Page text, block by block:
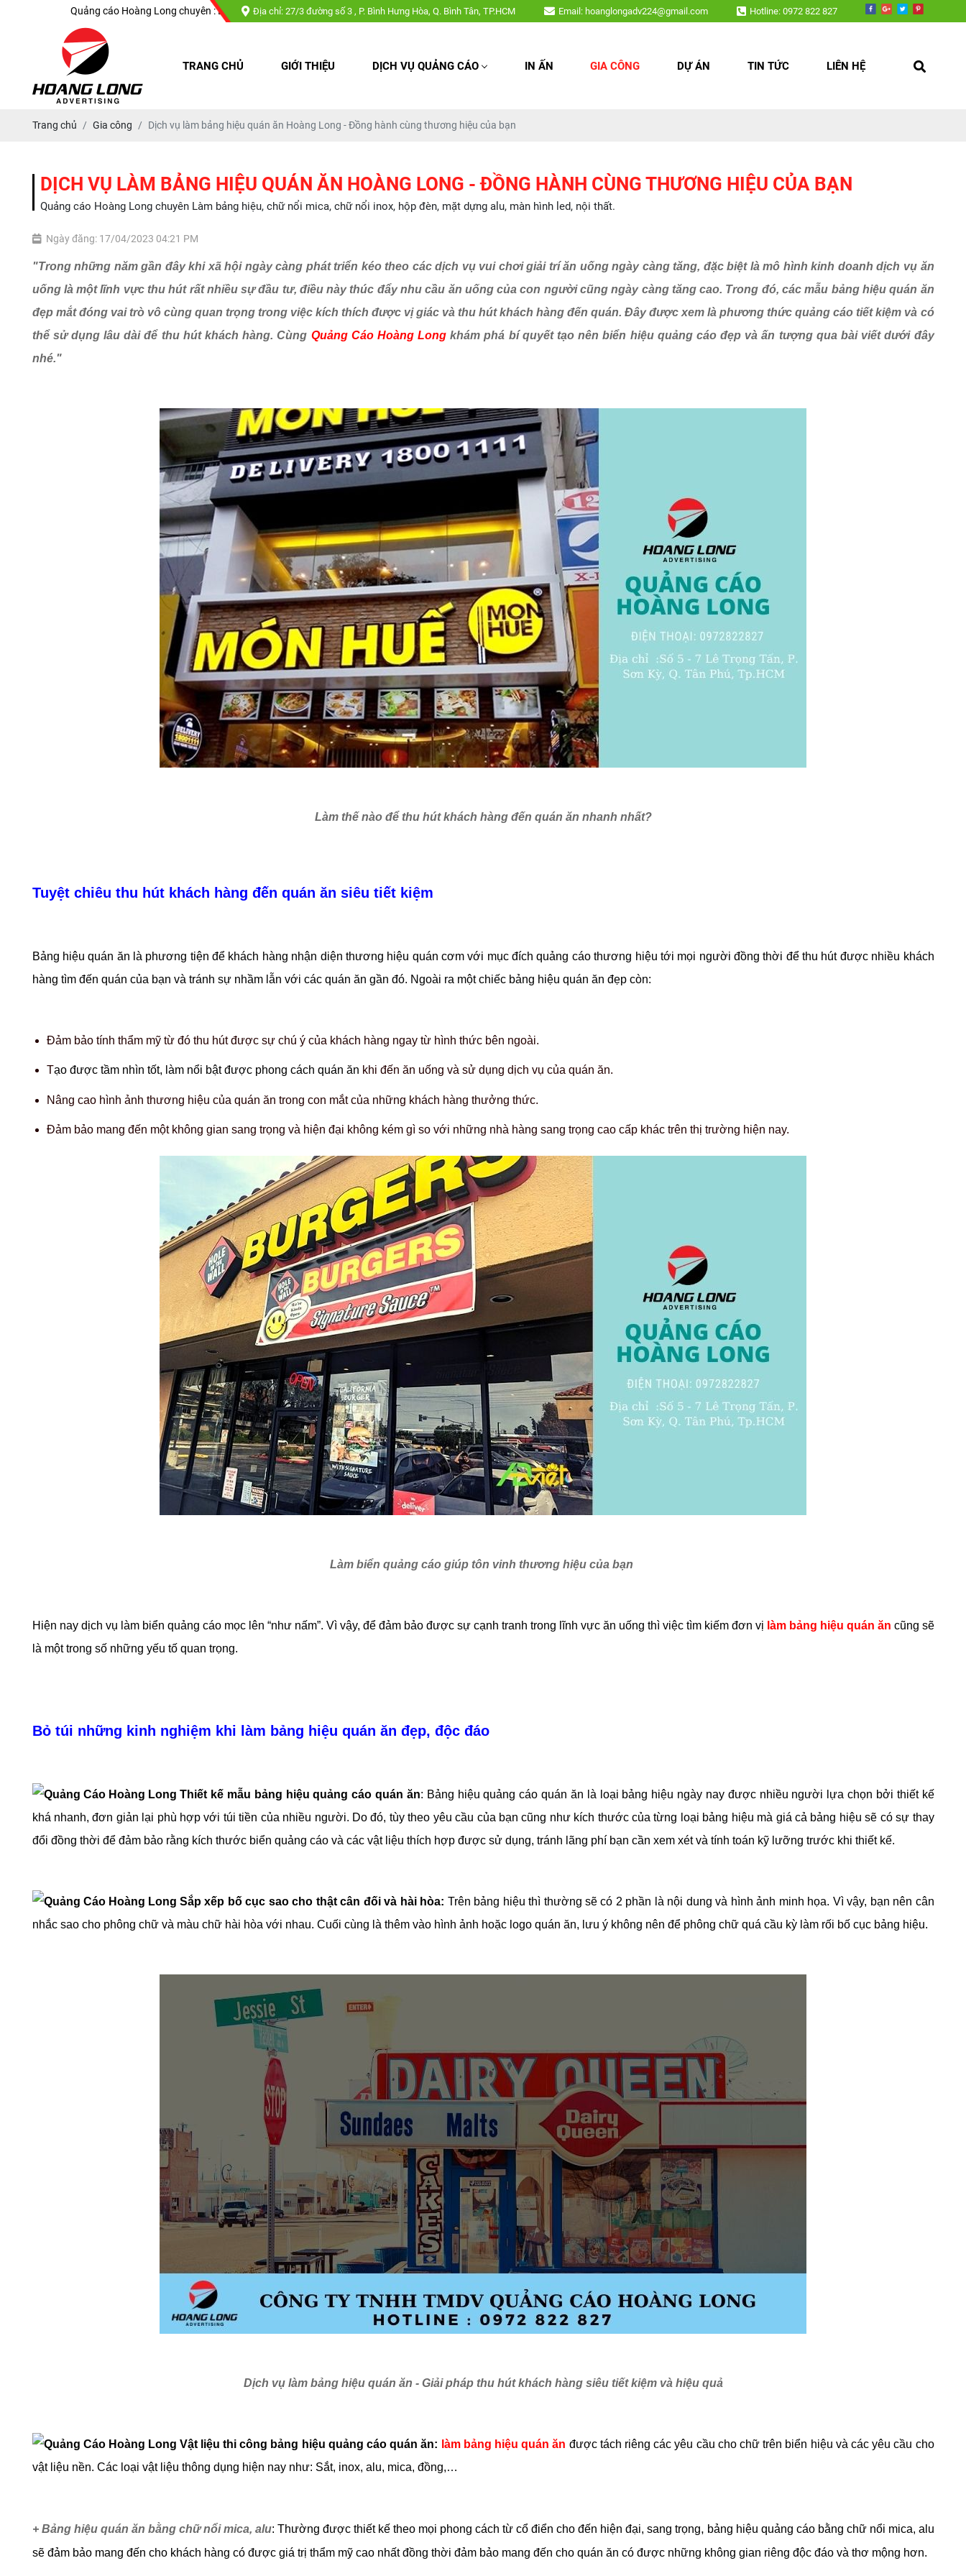
Quảng cáo Hoàng Long chuyên : Làm bảng hiệu, chữ nổi mica, chữ nổi inox, hộp đèn, mặt dựng alu, màn hình led, nội thất,....
Địa chỉ: 27/3 đường số 3 , P. Bình Hưng Hòa, Q. Bình Tân, TP.HCM Email: hoanglongadv224@gmail.com Hotline: 0972 822 827
TRANG CHỦ GIỚI THIỆU DỊCH VỤ QUẢNG CÁO IN ẤN GIA CÔNG DỰ ÁN TIN TỨC LIÊN HỆ
Trang chủ Gia công Dịch vụ làm bảng hiệu quán ăn Hoàng Long - Đồng hành cùng thương hiệu của bạn
DỊCH VỤ LÀM BẢNG HIỆU QUÁN ĂN HOÀNG LONG - ĐỒNG HÀNH CÙNG THƯƠNG HIỆU CỦA BẠN
Quảng cáo Hoàng Long chuyên Làm bảng hiệu, chữ nổi mica, chữ nổi inox, hộp đèn, mặt dựng alu, màn hình led, nội thất.
Ngày đăng: 17/04/2023 04:21 PM
"Trong những năm gần đây khi xã hội ngày càng phát triển kéo theo các dịch vụ vui chơi giải trí ăn uống ngày càng tăng, đặc biệtlà mô hình kinh doanh dịch vụ ăn
uống là một lĩnh vực thu hút rất nhiều sự đầu tư, điều này thúc đẩy nhu cầu ăn uống của con người cũng ngày càng tăng cao. Trong đó, các mẫu bảng hiệu quán ăn
đẹp mắt đóng vai trò vô cùng quan trọng trong việc kích thích được vị giác và thu hút khách hàng đến quán. Đây được xem là phương thức quảng cáo tiết kiệm và có
thể sử dụng lâu dài để thu hút khách hàng. Cùng Quảng Cáo Hoàng Long khám phá bí quyết tạo nên biển hiệu quảng cáo đẹp và ấn tượng qua bài viết dưới đây
nhé."
Làm thế nào để thu hút khách hàng đến quán ăn nhanh nhất?
Tuyệt chiêu thu hút khách hàng đến quán ăn siêu tiết kiệm
Bảng hiệu quán ăn là phương tiện để khách hàng nhận diện thương hiệu quán cơm với mục đích quảng cáo thương hiệu tới mọi người đồng thời để thu hút được nhiều khách
hàng tìm đến quán của bạn và tránh sự nhầm lẫn với các quán ăn gần đó. Ngoài ra một chiếc bảng hiệu quán ăn đẹp còn:
Đảm bảo tính thẩm mỹ từ đó thu hút được sự chú ý của khách hàng ngay từ hình thức bên ngoài.
Tạo được tầm nhìn tốt, làm nổi bật được phong cách quán ăn khi đến ăn uống và sử dụng dịch vụ của quán ăn.
Nâng cao hình ảnh thương hiệu của quán ăn trong con mắt của những khách hàng thưởng thức.
Đảm bảo mang đến một không gian sang trọng và hiện đại không kém gì so với những nhà hàng sang trọng cao cấp khác trên thị trường hiện nay.
Làm biển quảng cáo giúp tôn vinh thương hiệu của bạn
Hiện nay dịch vụ làm biển quảng cáo mọc lên “như nấm”. Vì vậy, để đảm bảo được sự cạnh tranh trong lĩnh vực ăn uống thì việc tìm kiếm đơn vị làm bảng hiệu quán ăn cũng sẽ
là một trong số những yếu tố quan trọng.
Bỏ túi những kinh nghiệm khi làm bảng hiệu quán ăn đẹp, độc đáo
Thiết kế mẫu bảng hiệu quảng cáo quán ăn: Bảng hiệu quảng cáo quán ăn là loại bảng hiệu ngày nay được nhiều người lựa chọn bởi thiết kế
khá nhanh, đơn giản lại phù hợp với túi tiền của nhiều người. Do đó, tùy theo yêu cầu của bạn cũng như kích thước của từng loại bảng hiệu mà giá cả bảng hiệu sẽ có sự thay
đổi đồng thời để đảm bảo rằng kích thước biển quảng cáo và các vật liệu thích hợp được sử dụng, tránh lãng phí bạn cần xem xét và tính toán kỹ lưỡng trước khi thiết kế.
Sắp xếp bố cục sao cho thật cân đối và hài hòa: Trên bảng hiệu thì thường sẽ có 2 phần là nội dung và hình ảnh minh họa. Vì vậy, bạn nên cân
nhắc sao cho phông chữ và màu chữ hài hòa với nhau. Cuối cùng là thêm vào hình ảnh hoặc logo quán ăn, lưu ý không nên để phông chữ quá cầu kỳ làm rối bố cục bảng hiệu.
Dịch vụ làm bảng hiệu quán ăn - Giải pháp thu hút khách hàng siêu tiết kiệm và hiệu quả
Vật liệu thi công bảng hiệu quảng cáo quán ăn: làm bảng hiệu quán ăn được tách riêng các yêu cầu cho chữ trên biển hiệu và các yêu cầu cho
vật liệu nền. Các loại vật liệu thông dụng hiện nay như: Sắt, inox, alu, mica, đồng,…
+ Bảng hiệu quán ăn bằng chữ nổi mica, alu: Thường được thiết kế theo mọi phong cách từ cổ điển cho đến hiện đại, sang trọng, bảng hiệu quảng cáo bằng chữ nổi mica, alu
sẽ đảm bảo mang đến cho khách hàng có được giá trị thẩm mỹ cao nhất đồng thời đảm bảo mang đến cho quán ăn có được những không gian riêng độc đáo và thơ mộng hơn.